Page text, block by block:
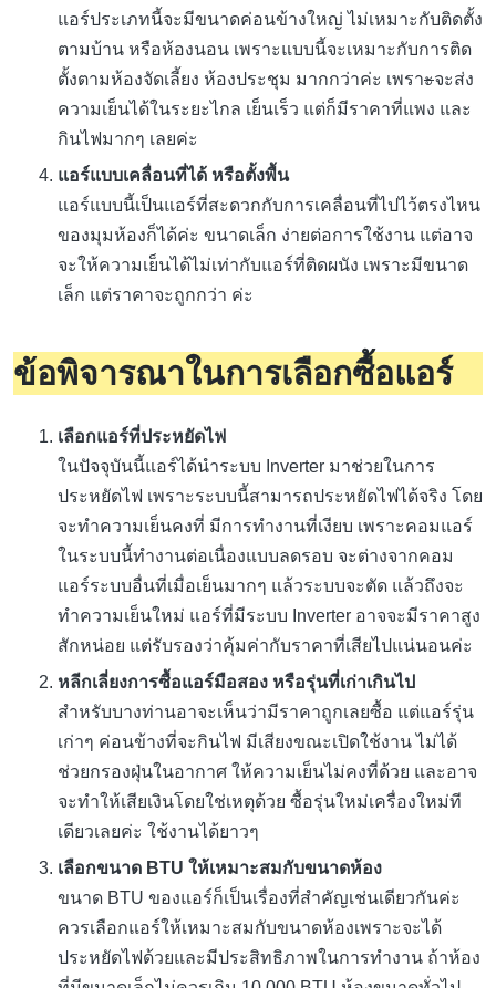
แอร์ประเภทนี้จะมีขนาดค่อนข้างใหญ่ ไม่เหมาะกับติดตั้ง
ตามบ้าน หรือห้องนอน เพราะแบบนี้จะเหมาะกับการติด
ตั้งตามห้องจัดเลี้ยง ห้องประชุม มากกว่าค่ะ เพราะจะส่ง
ความเย็นได้ในระยะไกล เย็นเร็ว แต่ก็มีราคาที่แพง และ
กินไฟมากๆ เลยค่ะ
แอร์แบบเคลื่อนที่ได้ หรือตั้งพื้น
แอร์แบบนี้เป็นแอร์ที่สะดวกกับการเคลื่อนที่ไปไว้ตรงไหน
ของมุมห้องก็ได้ค่ะ ขนาดเล็ก ง่ายต่อการใช้งาน แต่อาจ
จะให้ความเย็นได้ไม่เท่ากับแอร์ที่ติดผนัง เพราะมีขนาด
เล็ก แต่ราคาจะถูกกว่า ค่ะ
ข้อพิจารณาในการเลือกซื้อแอร์
เลือกแอร์ที่ประหยัดไฟ
ในปัจจุบันนี้แอร์ได้นำระบบ Inverter มาช่วยในการ
ประหยัดไฟ เพราะระบบนี้สามารถประหยัดไฟได้จริง โดย
จะทำความเย็นคงที่ มีการทำงานที่เงียบ เพราะคอมแอร์
ในระบบนี้ทำงานต่อเนื่องแบบลดรอบ จะต่างจากคอม
แอร์ระบบอื่นที่เมื่อเย็นมากๆ แล้วระบบจะตัด แล้วถึงจะ
ทำความเย็นใหม่ แอร์ที่มีระบบ Inverter อาจจะมีราคาสูง
สักหน่อย แต่รับรองว่าคุ้มค่ากับราคาที่เสียไปแน่นอนค่ะ
หลีกเลี่ยงการซื้อแอร์มือสอง หรือรุ่นที่เก่าเกินไป
สำหรับบางท่านอาจะเห็นว่ามีราคาถูกเลยซื้อ แต่แอร์รุ่น
เก่าๆ ค่อนข้างที่จะกินไฟ มีเสียงขณะเปิดใช้งาน ไม่ได้
ช่วยกรองฝุ่นในอากาศ ให้ความเย็นไม่คงที่ด้วย และอาจ
จะทำให้เสียเงินโดยใช่เหตุด้วย ซื้อรุ่นใหม่เครื่องใหม่ที
เดียวเลยค่ะ ใช้งานได้ยาวๆ
เลือกขนาด BTU ให้เหมาะสมกับขนาดห้อง
ขนาด BTU ของแอร์ก็เป็นเรื่องที่สำคัญเช่นเดียวกันค่ะ
ควรเลือกแอร์ให้เหมาะสมกับขนาดห้องเพราะจะได้
ประหยัดไฟด้วยและมีประสิทธิภาพในการทำงาน ถ้าห้อง